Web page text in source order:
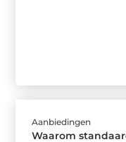
Aanbiedingen
Waarom